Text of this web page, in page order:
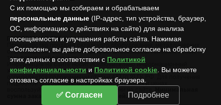
ГОРТОРГСНАБ СПб © 2026Все права защищены.
Производство продажа складского оборудования: металлических
стеллажей, металлических шкафов, штабелеров, тележек, талей,
тельферов, лебедок и пр.
Информация на сайте носит исключительно информационный
характер и не может считаться публичной офертой, которая
определяется положениями статьи 437 (п.2) ГК РФ. Для получения
подробной информации об имеющихся товарах и ценах
сумма заказа составляет 3000 рублей.
С их помощью мы собираем и обрабатываем
персональные данные (IP-адрес, тип устройства, браузер,
ОС, информацию о действиях на сайте) для анализа
посещаемости и улучшения работы сайта. Нажимая
«Согласен», вы даёте добровольное согласие на обработку
этих данных в соответствии с Политикой
конфиденциальности и Политикой cookie . Вы можете
отозвать согласие в настройках браузера.
✅ Согласен Подробнее